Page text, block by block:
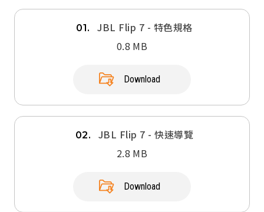
01.
JBL Flip 7 - 特色規格
0.8 MB
Download
02.
JBL Flip 7 - 快速導覽
2.8 MB
Download